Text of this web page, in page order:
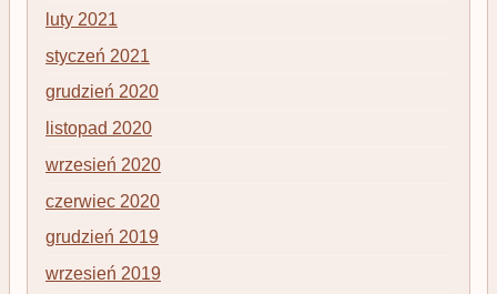
luty 2021
styczeń 2021
grudzień 2020
listopad 2020
wrzesień 2020
czerwiec 2020
grudzień 2019
wrzesień 2019